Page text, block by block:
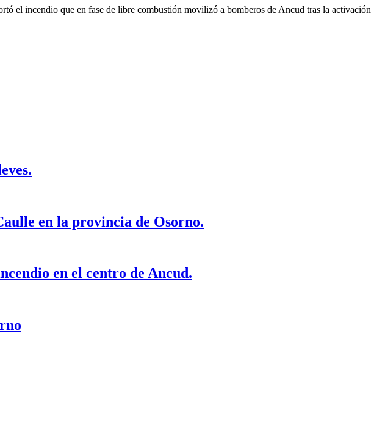
el incendio que en fase de libre combustión movilizó a bomberos de Ancud tras la activación
en la provincia de Osorno.
en el centro de Ancud.